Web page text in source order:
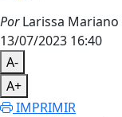
PorLarissa Mariano
13/07/2023 16:40
A-
A+
IMPRIMIR